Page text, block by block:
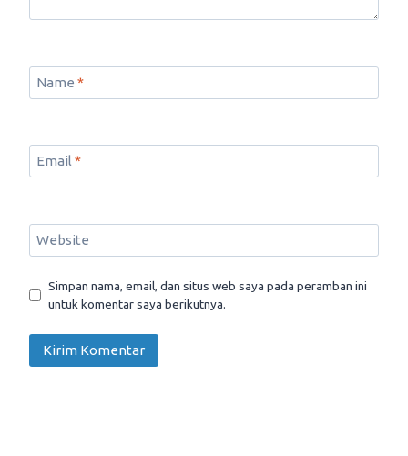
Name *
Email*
Website
Simpan nama, email, dan situs web saya pada peramban ini
untuk komentar saya berikutnya.